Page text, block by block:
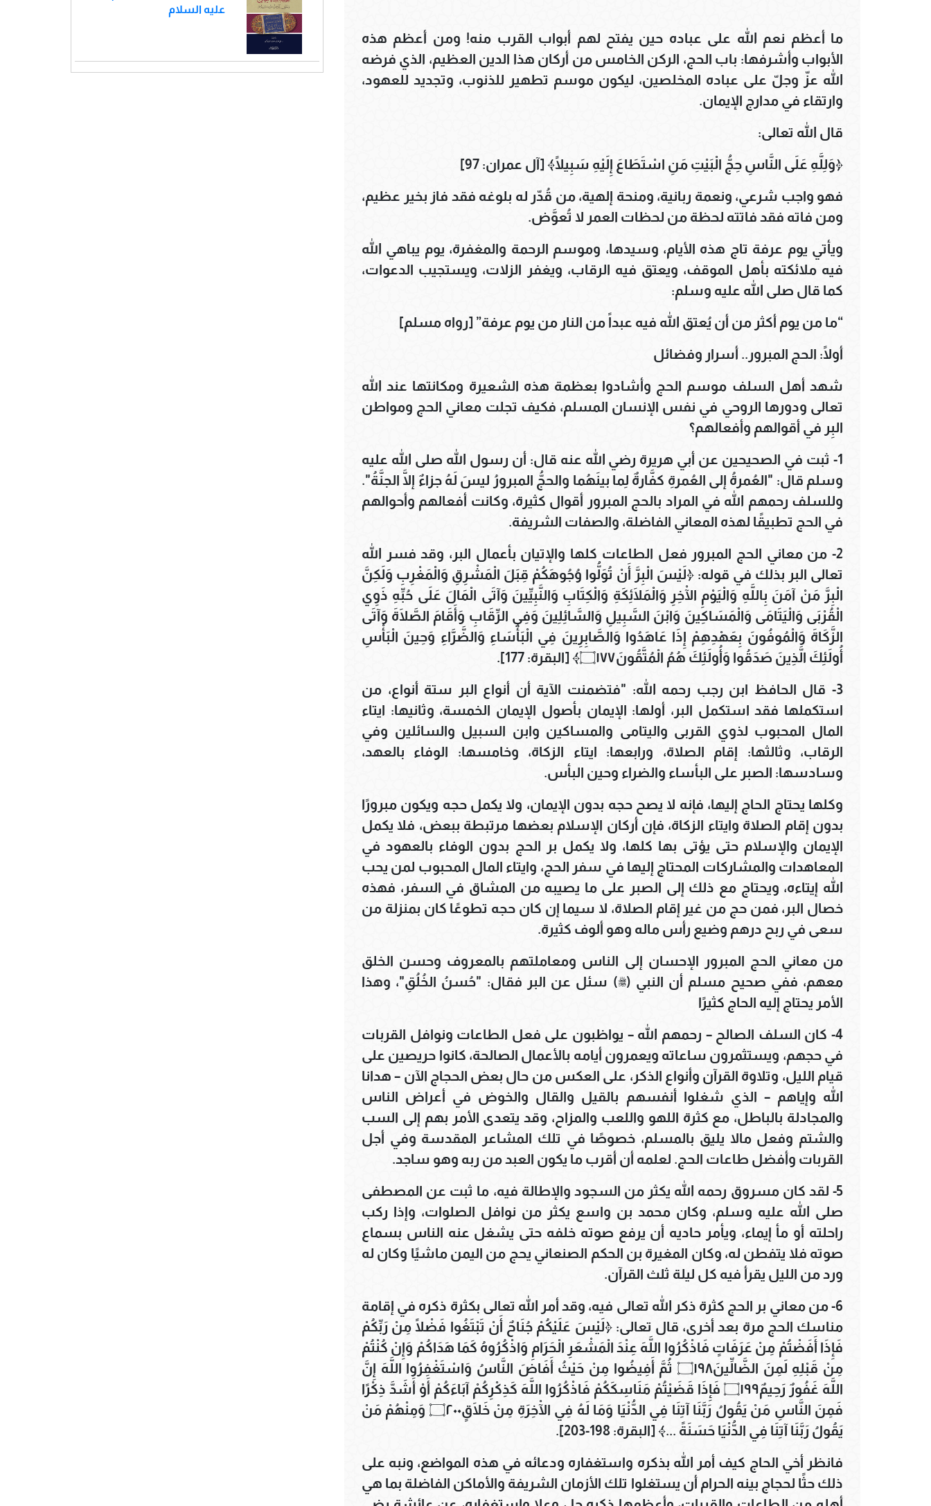
ما أعظم نعم الله على عباده حين يفتح لهم أبواب القرب منه! ومن أعظم هذه
الأبواب وأشرفها: باب الحج، الركن الخامس من أركان هذا الدين العظيم، الذي فرضه
الله عزّ وجلّ على عباده المخلصين، ليكون موسم تطهير للذنوب، وتجديد للعهود،
وارتقاء في مدارج الإيمان.
قال الله تعالى:
﴿وَلِلَّهِ عَلَى النَّاسِ حِجُّ الْبَيْتِ مَنِ اسْتَطَاعَ إِلَيْهِ سَبِيلًا﴾ [آل عمران: 97]
فهو واجب شرعي، ونعمة ربانية، ومنحة إلهية، من قُدّر له بلوغه فقد فاز بخير عظيم،
ومن فاته فقد فاتته لحظة من لحظات العمر لا تُعوَّض.
ويأتي يوم عرفة تاج هذه الأيام، وسيدها، وموسم الرحمة والمغفرة، يوم يباهي الله
فيه ملائكته بأهل الموقف، ويعتق فيه الرقاب، ويغفر الزلات، ويستجيب الدعوات،
كما قال صلى الله عليه وسلم:
“ما من يوم أكثر من أن يُعتق الله فيه عبداً من النار من يوم عرفة” [رواه مسلم]
أولًا: الحج المبرور.. أسرار وفضائل
شهد أهل السلف موسم الحج وأشادوا بعظمة هذه الشعيرة ومكانتها عند الله
تعالى ودورها الروحي في نفس الإنسان المسلم، فكيف تجلت معاني الحج ومواطن
البِر في أقوالهم وأفعالهم؟
1- ثبت في الصحيحين عن أبي هريرة رضي الله عنه قال: أن رسول الله صلى الله عليه
وسلم قال: "العُمرةُ إلى العُمرةِ كفَّارةٌ لِما بينَهُما والحجُّ المبرورُ ليسَ لَهُ جزاءٌ إلَّا الجنَّةُ".
وللسلف رحمهم الله في المراد بالحج المبرور أقوال كثيرة، وكانت أفعالهم وأحوالهم
في الحج تطبيقًا لهذه المعاني الفاضلة، والصفات الشريفة.
2- من معاني الحج المبرور فعل الطاعات كلها والإتيان بأعمال البر، وقد فسر الله
تعالى البر بذلك في قوله: ﴿لَيْسَ الْبِرَّ أَنْ تُوَلُّوا وُجُوهَكُمْ قِبَلَ الْمَشْرِقِ وَالْمَغْرِبِ وَلَكِنَّ
الْبِرَّ مَنْ آمَنَ بِاللَّهِ وَالْيَوْمِ الْآخِرِ وَالْمَلَائِكَةِ وَالْكِتَابِ وَالنَّبِيِّينَ وَآتَى الْمَالَ عَلَى حُبِّهِ ذَوِي
الْقُرْبَى وَالْيَتَامَى وَالْمَسَاكِينَ وَابْنَ السَّبِيلِ وَالسَّائِلِينَ وَفِي الرِّقَابِ وَأَقَامَ الصَّلَاةَ وَآتَى
الزَّكَاةَ وَالْمُوفُونَ بِعَهْدِهِمْ إِذَا عَاهَدُوا وَالصَّابِرِينَ فِي الْبَأْسَاءِ وَالضَّرَّاءِ وَحِينَ الْبَأْسِ
أُولَئِكَ الَّذِينَ صَدَقُوا وَأُولَئِكَ هُمُ الْمُتَّقُونَ۝١٧٧﴾ [البقرة: 177].
3- قال الحافظ ابن رجب رحمه الله: "فتضمنت الآية أن أنواع البر ستة أنواع، من
استكملها فقد استكمل البر، أولها: الإيمان بأصول الإيمان الخمسة، وثانيها: ايتاء
المال المحبوب لذوي القربى واليتامى والمساكين وابن السبيل والسائلين وفي
الرقاب، وثالثها: إقام الصلاة، ورابعها: ايتاء الزكاة، وخامسها: الوفاء بالعهد،
وسادسها: الصبر على البأساء والضراء وحين البأس.
وكلها يحتاج الحاج إليها، فإنه لا يصح حجه بدون الإيمان، ولا يكمل حجه ويكون مبرورًا
بدون إقام الصلاة وايتاء الزكاة، فإن أركان الإسلام بعضها مرتبطة ببعض، فلا يكمل
الإيمان والإسلام حتى يؤتى بها كلها، ولا يكمل بر الحج بدون الوفاء بالعهود في
المعاهدات والمشاركات المحتاج إليها في سفر الحج، وايتاء المال المحبوب لمن يحب
الله إيتاءه، ويحتاج مع ذلك إلى الصبر على ما يصيبه من المشاق في السفر، فهذه
خصال البر، فمن حج من غير إقام الصلاة، لا سيما إن كان حجه تطوعًا كان بمنزلة من
سعى في ربح درهم وضيع رأس ماله وهو ألوف كثيرة.
من معاني الحج المبرور الإحسان إلى الناس ومعاملتهم بالمعروف وحسن الخلق
معهم، ففي صحيح مسلم أن النبي (ﷺ) سئل عن البر فقال: "حُسنُ الخُلُقِ"، وهذا
الأمر يحتاج إليه الحاج كثيرًا
4- كان السلف الصالح – رحمهم الله – يواظبون على فعل الطاعات ونوافل القربات
في حجهم، ويستثمرون ساعاته ويعمرون أيامه بالأعمال الصالحة، كانوا حريصين على
قيام الليل، وتلاوة القرآن وأنواع الذكر، على العكس من حال بعض الحجاج الآن – هدانا
الله وإياهم – الذي شغلوا أنفسهم بالقيل والقال والخوض في أعراض الناس
والمجادلة بالباطل، مع كثرة اللهو واللعب والمزاح، وقد يتعدى الأمر بهم إلى السب
والشتم وفعل مالا يليق بالمسلم، خصوصًا في تلك المشاعر المقدسة وفي أجل
القربات وأفضل طاعات الحج. لعلمه أن أقرب ما يكون العبد من ربه وهو ساجد.
5- لقد كان مسروق رحمه الله يكثر من السجود والإطالة فيه، ما ثبت عن المصطفى
صلى الله عليه وسلم، وكان محمد بن واسع يكثر من نوافل الصلوات، وإذا ركب
راحلته أو مأ إيماء، ويأمر حاديه أن يرفع صوته خلفه حتى يشغل عنه الناس بسماع
صوته فلا يتفطن له، وكان المغيرة بن الحكم الصنعاني يحج من اليمن ماشيًا وكان له
ورد من الليل يقرأ فيه كل ليلة ثلث القرآن.
6- من معاني بر الحج كثرة ذكر الله تعالى فيه، وقد أمر الله تعالى بكثرة ذكره في إقامة
مناسك الحج مرة بعد أخرى، قال تعالى: ﴿لَيْسَ عَلَيْكُمْ جُنَاحٌ أَنْ تَبْتَغُوا فَضْلًا مِنْ رَبِّكُمْ
فَإِذَا أَفَضْتُمْ مِنْ عَرَفَاتٍ فَاذْكُرُوا اللَّهَ عِنْدَ الْمَشْعَرِ الْحَرَامِ وَاذْكُرُوهُ كَمَا هَدَاكُمْ وَإِنْ كُنْتُمْ
مِنْ قَبْلِهِ لَمِنَ الضَّالِّينَ۝١٩٨ ثُمَّ أَفِيضُوا مِنْ حَيْثُ أَفَاضَ النَّاسُ وَاسْتَغْفِرُوا اللَّهَ إِنَّ
اللَّهَ غَفُورٌ رَحِيمٌ۝١٩٩ فَإِذَا قَضَيْتُمْ مَنَاسِكَكُمْ فَاذْكُرُوا اللَّهَ كَذِكْرِكُمْ آبَاءَكُمْ أَوْ أَشَدَّ ذِكْرًا
فَمِنَ النَّاسِ مَنْ يَقُولُ رَبَّنَا آتِنَا فِي الدُّنْيَا وَمَا لَهُ فِي الْآخِرَةِ مِنْ خَلَاقٍ۝٢٠٠ وَمِنْهُمْ مَنْ
يَقُولُ رَبَّنَا آتِنَا فِي الدُّنْيَا حَسَنَةً ...﴾ [البقرة: 198-203].
فانظر أخي الحاج كيف أمر الله بذكره واستغفاره ودعائه في هذه المواضع، ونبه على
ذلك حثًا لحجاج بينه الحرام أن يستغلوا تلك الأزمان الشريفة والأماكن الفاضلة بما هي
عليه السلام